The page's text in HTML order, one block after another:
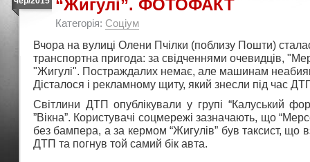
“Жигулі”. ФОТОФАКТ
Категорія: Соціум
Вчора на вулиці Олени Пчілки (поблизу Пошти)
транспортна пригода: за свідченнями очевидців,
"Жигулі". Постраждалих немає, але машинам
Дісталося і рекламному щиту, який знесли під час
Світлини ДТП опублікували у групі “Калуський
”Вікна”. Користувачі соцмережі зазначають, що
без бампера, а за кермом “Жигулів” був таксист, що
ДТП та погнув той самий бік авта.